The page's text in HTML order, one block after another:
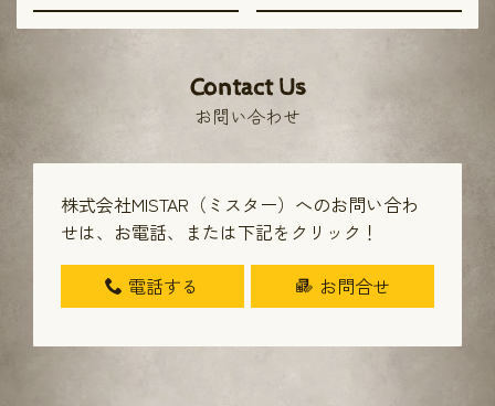
Contact Us
お問い合わせ
株式会社MISTAR（ミスター）へのお問い合わ
せは、 お電話、または下記をクリック！
電話する お問合せ